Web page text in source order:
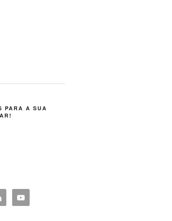
PARA A SUA